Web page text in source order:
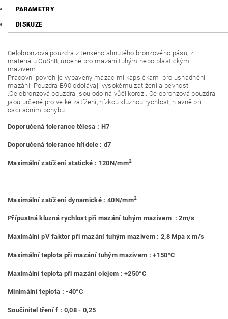
PARAMETRY
DISKUZE
Celobronzová pouzdra z tenkého slinutého bronzového pásu, z
materiálu CuSn8, určené pro mazání tuhým nebo plastickým
mazivem.
Pracovní povrch je vybavený mazacími kapsičkami pro usnadnění
mazání. Pouzdra B90 odolávají vysokému zatížení a pevnosti
.Celobronzová pouzdra jsou odolná vůči korozi. Celobronzová pouzdra
jsou určené pro velké zatížení, nízkou kluznou rychlost, hlavně při
oscilačním pohybu.
Doporučená tolerance tělesa : H7
Doporučená tolerance hřídele : d7
Maximální zatížení statické : 120N/mm2
Maximální zatížení dynamické : 40N/mm2
Přípustná kluzná rychlost při mazání tuhým mazivem : 2m/s
Maximální pV faktor při mazání tuhým mazivem : 2,8 Mpa x m/s
Maximální teplota při mazání tuhým mazivem : +150°C
Maximální teplota při mazání olejem : +250°C
Minimální teplota : -40°C
Součinitel tření f : 0,08 - 0,25